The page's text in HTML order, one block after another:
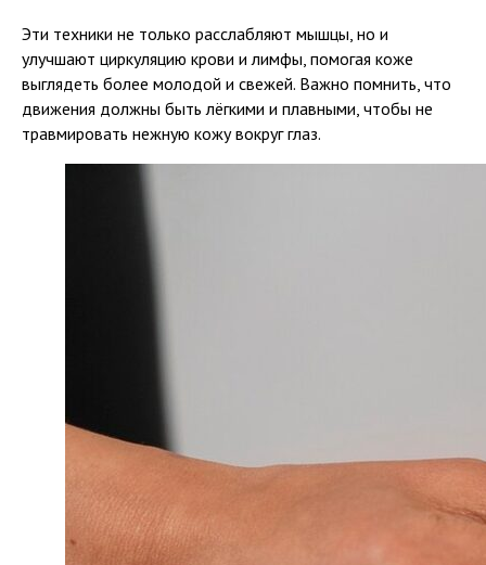
Эти техники не только расслабляют мышцы, но и
улучшают циркуляцию крови и лимфы, помогая коже
выглядеть более молодой и свежей. Важно помнить, что
движения должны быть лёгкими и плавными, чтобы не
травмировать нежную кожу вокруг глаз.